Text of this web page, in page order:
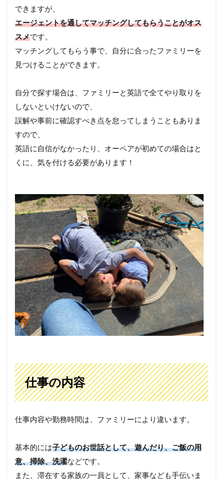
できますが、
エージェントを通してマッチングしてもらうことがオス
スメです。
マッチングしてもらう事で、自分に合ったファミリーを
見つけることができます。
自分で探す場合は、ファミリーと英語で全てやり取りを
しないといけないので、
誤解や事前に確認すべき点を怠ってしまうこともありま
すので、
英語に自信がなかったり、オーペアが初めての場合はと
くに、気を付ける必要があります！
仕事の内容
仕事内容や勤務時間は、ファミリーにより違います。
基本的には子どものお世話として、遊んだり、ご飯の用
意、掃除、洗濯などです。
また、滞在する家族の一員として、家事なども手伝いま